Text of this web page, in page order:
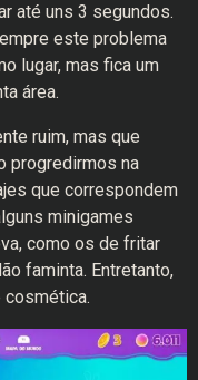
até uns 3 segundos.
este problema
lugar, mas fica um
área.
ruim, mas que
progredirmos na
que correspondem
minigames
como os de fritar
faminta. Entretanto,
cosmética.